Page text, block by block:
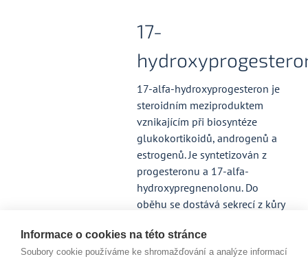
Informace o cookies na této stránce
Soubory cookie používáme ke shromažďování a analýze informací
17-
17-alfa-hydroxyprogesteron je
steroidním meziproduktem
vznikajícím při biosyntéze
glukokortikoidů, androgenů a
estrogenů. Je syntetizován z
progesteronu a 17-alfa-
hydroxypregnenolonu. Do
oběhu se dostává sekrecí z kůry
Stanovení 17-alfa-
hydroxyprogesteronu má